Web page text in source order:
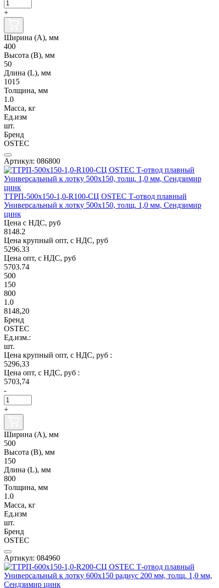
+
Ширина (А), мм
400
Высота (В), мм
50
Длина (L), мм
1015
Толщина, мм
1.0
Масса, кг
Ед.изм
шт.
Бренд
OSTEC
Артикул: 086800
ТТРП-500х150-1,0-R100-СЦ OSTEC Т-отвод плавный
Универсальный к лотку 500х150, толщ. 1,0 мм, Сендзимир
цинк
Цена с НДС, руб
8148.2
Цена крупный опт, с НДС, руб
5296.33
Цена опт, с НДС, руб
5703.74
500
150
800
1.0
8148,20
Бренд
OSTEC
Ед.изм.:
шт.
Цена крупный опт, с НДС, руб :
5296,33
Цена опт, с НДС, руб :
5703,74
-
+
Ширина (А), мм
500
Высота (В), мм
150
Длина (L), мм
800
Толщина, мм
1.0
Масса, кг
Ед.изм
шт.
Бренд
OSTEC
Артикул: 084960